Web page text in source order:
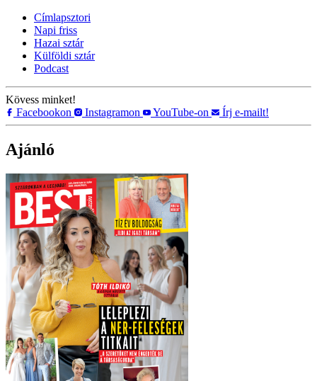
Címlapsztori
Napi friss
Hazai sztár
Külföldi sztár
Podcast
Kövess minket!
Facebookon
Instagramon YouTube-on Írj e-mailt!
Ajánló